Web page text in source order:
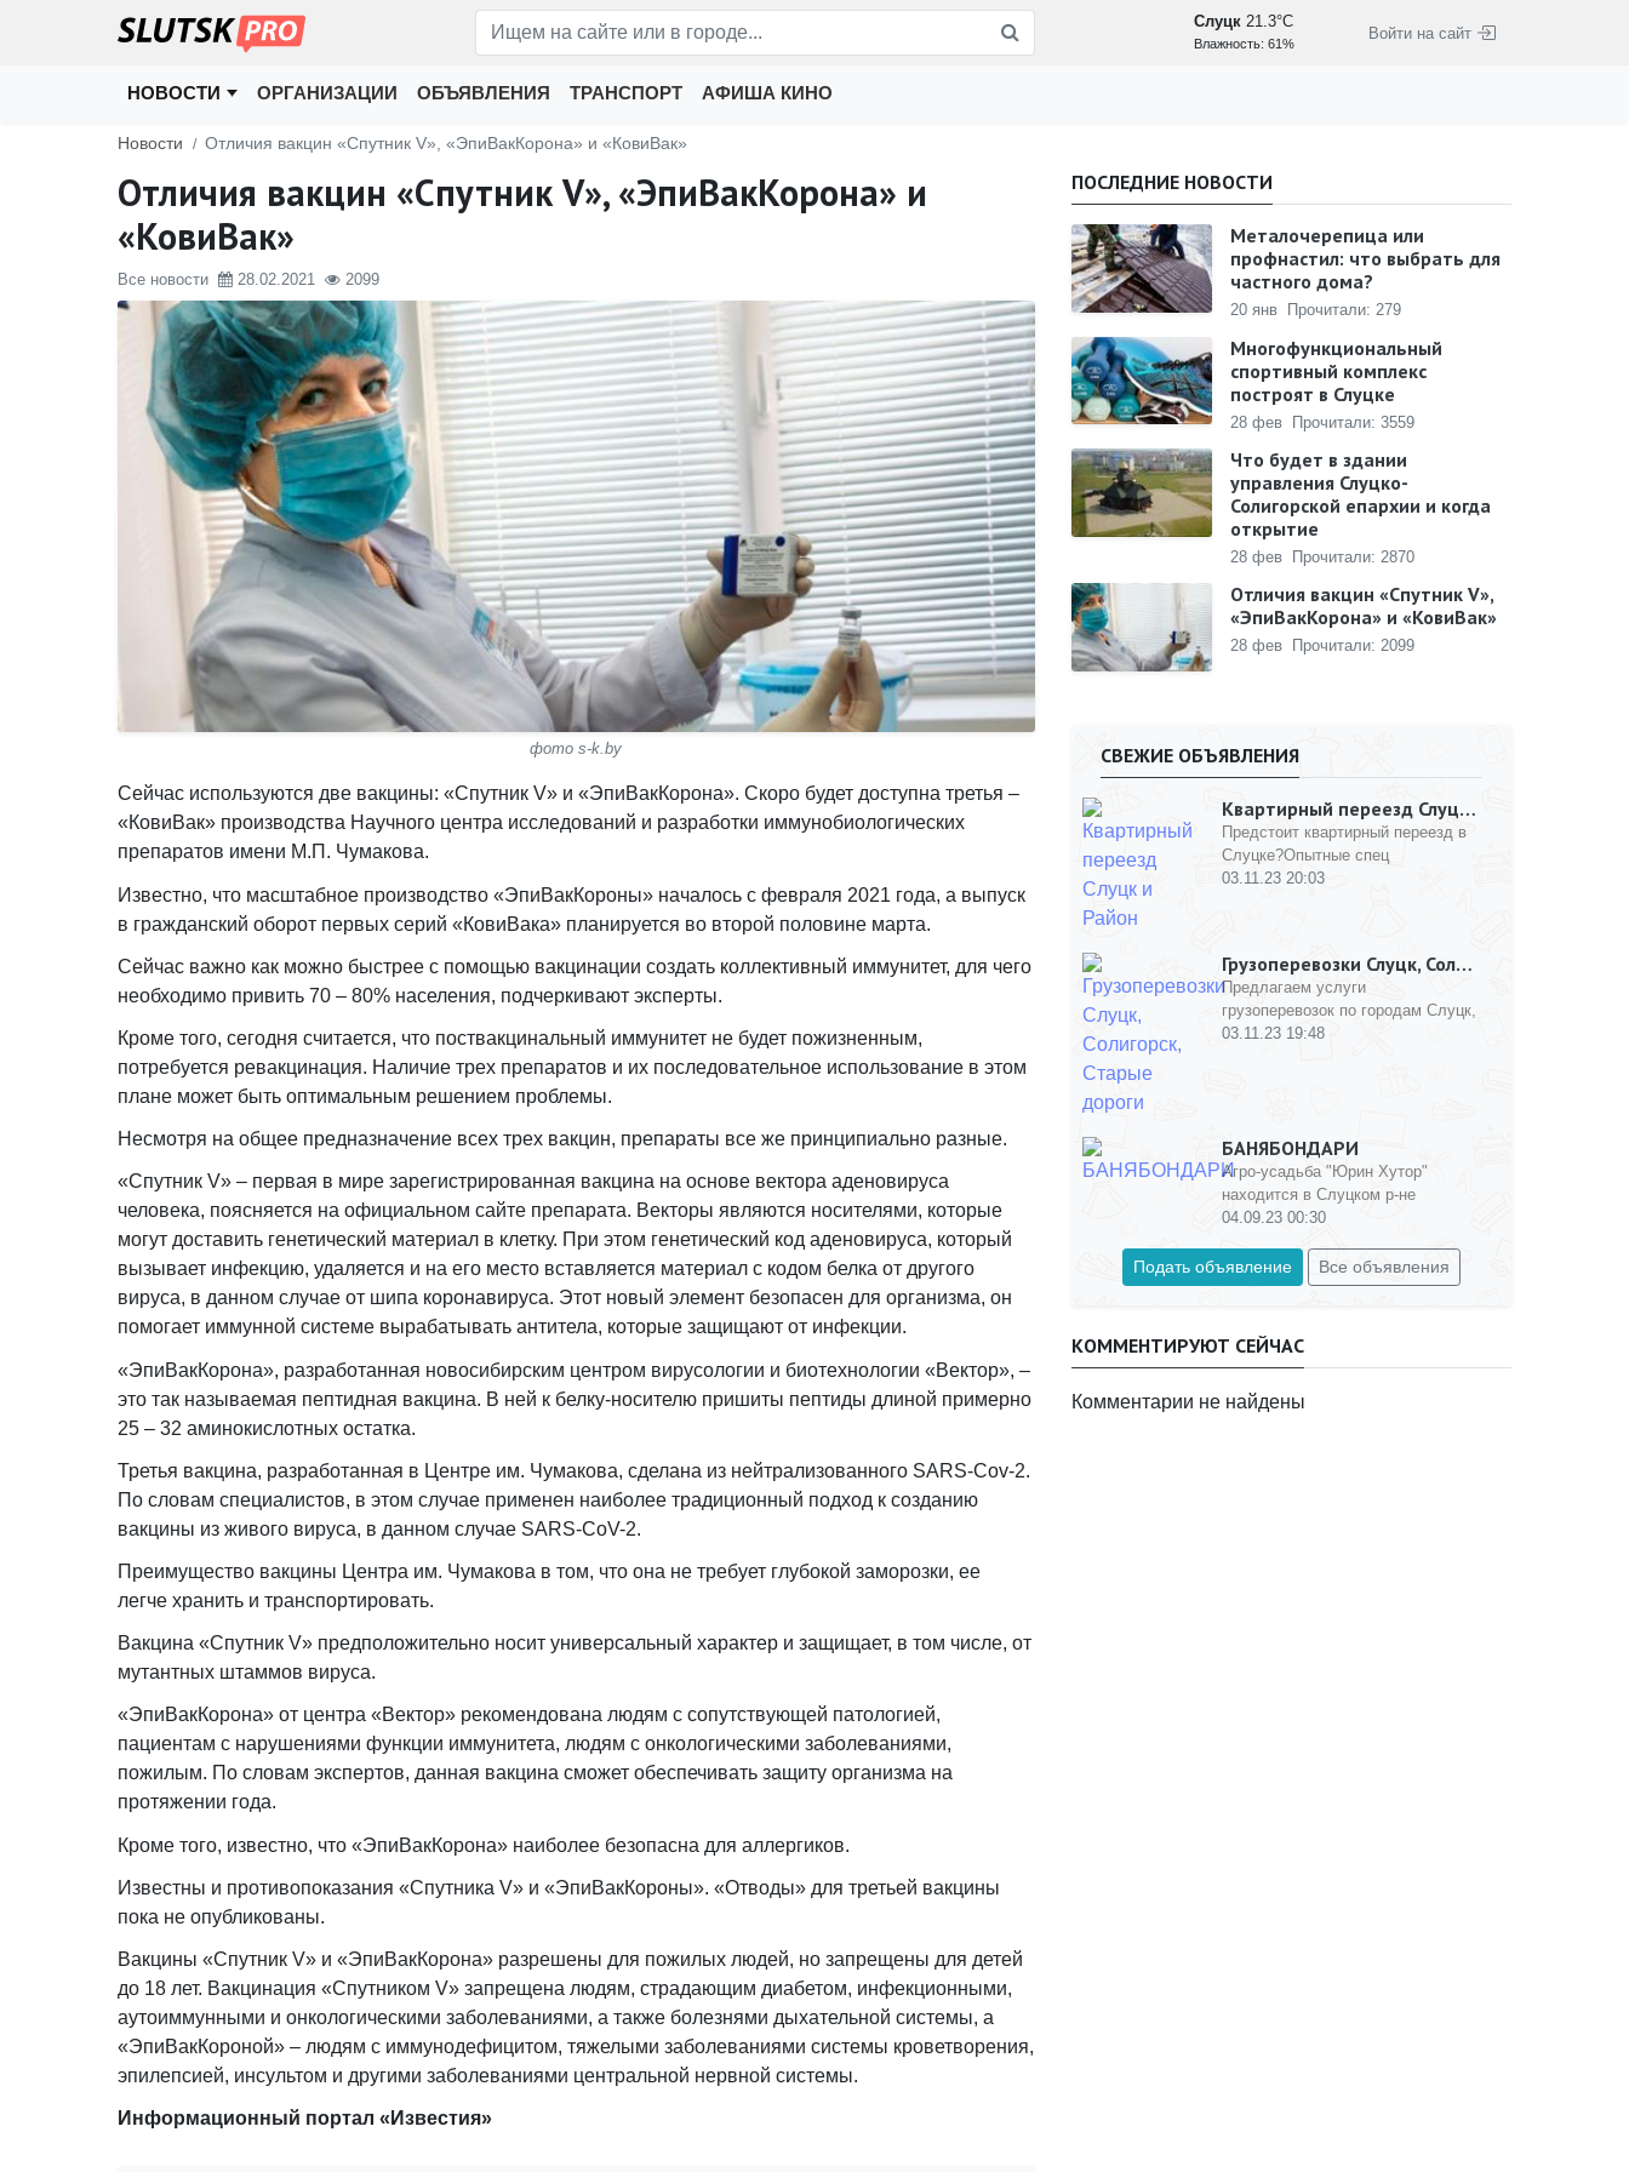
Слуцк 21.3°C
Влажность: 61%
Войти на сайт
НОВОСТИ ОРГАНИЗАЦИИ ОБЪЯВЛЕНИЯ ТРАНСПОРТ АФИША КИНО
Новости Отличия вакцин «Спутник V», «ЭпиВакКорона» и «КовиВак»
Отличия вакцин «Спутник V», «ЭпиВакКорона» и
«КовиВак»
Все новости 28.02.2021 2099
фото s-k.by
Сейчас используются две вакцины: «Спутник V» и «ЭпиВакКорона». Скоро будет доступна третья –
«КовиВак» производства Научного центра исследований и разработки иммунобиологических
препаратов имени М.П. Чумакова.
Известно, что масштабное производство «ЭпиВакКороны» началось с февраля 2021 года, а выпуск
в гражданский оборот первых серий «КовиВака» планируется во второй половине марта.
Сейчас важно как можно быстрее с помощью вакцинации создать коллективный иммунитет, для чего
необходимо привить 70 – 80% населения, подчеркивают эксперты.
Кроме того, сегодня считается, что поствакцинальный иммунитет не будет пожизненным,
потребуется ревакцинация. Наличие трех препаратов и их последовательное использование в этом
плане может быть оптимальным решением проблемы.
Несмотря на общее предназначение всех трех вакцин, препараты все же принципиально разные.
«Спутник V» – первая в мире зарегистрированная вакцина на основе вектора аденовируса
человека, поясняется на официальном сайте препарата. Векторы являются носителями, которые
могут доставить генетический материал в клетку. При этом генетический код аденовируса, который
вызывает инфекцию, удаляется и на его место вставляется материал с кодом белка от другого
вируса, в данном случае от шипа коронавируса. Этот новый элемент безопасен для организма, он
помогает иммунной системе вырабатывать антитела, которые защищают от инфекции.
«ЭпиВакКорона», разработанная новосибирским центром вирусологии и биотехнологии «Вектор», –
это так называемая пептидная вакцина. В ней к белку-носителю пришиты пептиды длиной примерно
25 – 32 аминокислотных остатка.
Третья вакцина, разработанная в Центре им. Чумакова, сделана из нейтрализованного SARS-Cov-2.
По словам специалистов, в этом случае применен наиболее традиционный подход к созданию
вакцины из живого вируса, в данном случае SARS-CoV-2.
Преимущество вакцины Центра им. Чумакова в том, что она не требует глубокой заморозки, ее
легче хранить и транспортировать.
Вакцина «Спутник V» предположительно носит универсальный характер и защищает, в том числе, от
мутантных штаммов вируса.
«ЭпиВакКорона» от центра «Вектор» рекомендована людям с сопутствующей патологией,
пациентам с нарушениями функции иммунитета, людям с онкологическими заболеваниями,
пожилым. По словам экспертов, данная вакцина сможет обеспечивать защиту организма на
протяжении года.
Кроме того, известно, что «ЭпиВак­Корона» наиболее безопасна для аллергиков.
Известны и противопоказания «Спутника V» и «ЭпиВакКороны». «Отводы» для третьей вакцины
пока не опубликованы.
Вакцины «Спутник V» и «ЭпиВак­Корона» разрешены для пожилых людей, но запрещены для детей
до 18 лет. Вакцинация «Спутником V» запрещена людям, страдающим диабетом, инфекционными,
аутоиммунными и онкологическими заболеваниями, а также болезнями дыхательной системы, а
«ЭпиВакКороной» – людям с иммунодефицитом, тяжелыми заболеваниями системы кроветворения,
эпилепсией, инсультом и другими заболеваниями центральной нервной системы.
Информационный портал «Известия»
ПОСЛЕДНИЕ НОВОСТИ
Металочерепица или
профнастил: что выбрать для
частного дома?
20 янв Прочитали: 279
Многофункциональный
спортивный комплекс
построят в Слуцке
28 фев Прочитали: 3559
Что будет в здании
управления Слуцко-
Солигорской епархии и когда
открытие
28 фев Прочитали: 2870
Отличия вакцин «Спутник V»,
«ЭпиВакКорона» и «КовиВак»
28 фев Прочитали: 2099
СВЕЖИЕ ОБЪЯВЛЕНИЯ
Квартирный переезд Слуцк и Рай ...
Предстоит квартирный переезд в
Слуцке?Опытные спец
03.11.23 20:03
Грузоперевозки Слуцк, Солигорс ...
Предлагаем услуги
грузоперевозок по городам Слуцк,
03.11.23 19:48
БАНЯБОНДАРИ
Агро-усадьба "Юрин Хутор"
находится в Слуцком р-не
04.09.23 00:30
Подать объявление Все объявления
КОММЕНТИРУЮТ СЕЙЧАС
Комментарии не найдены